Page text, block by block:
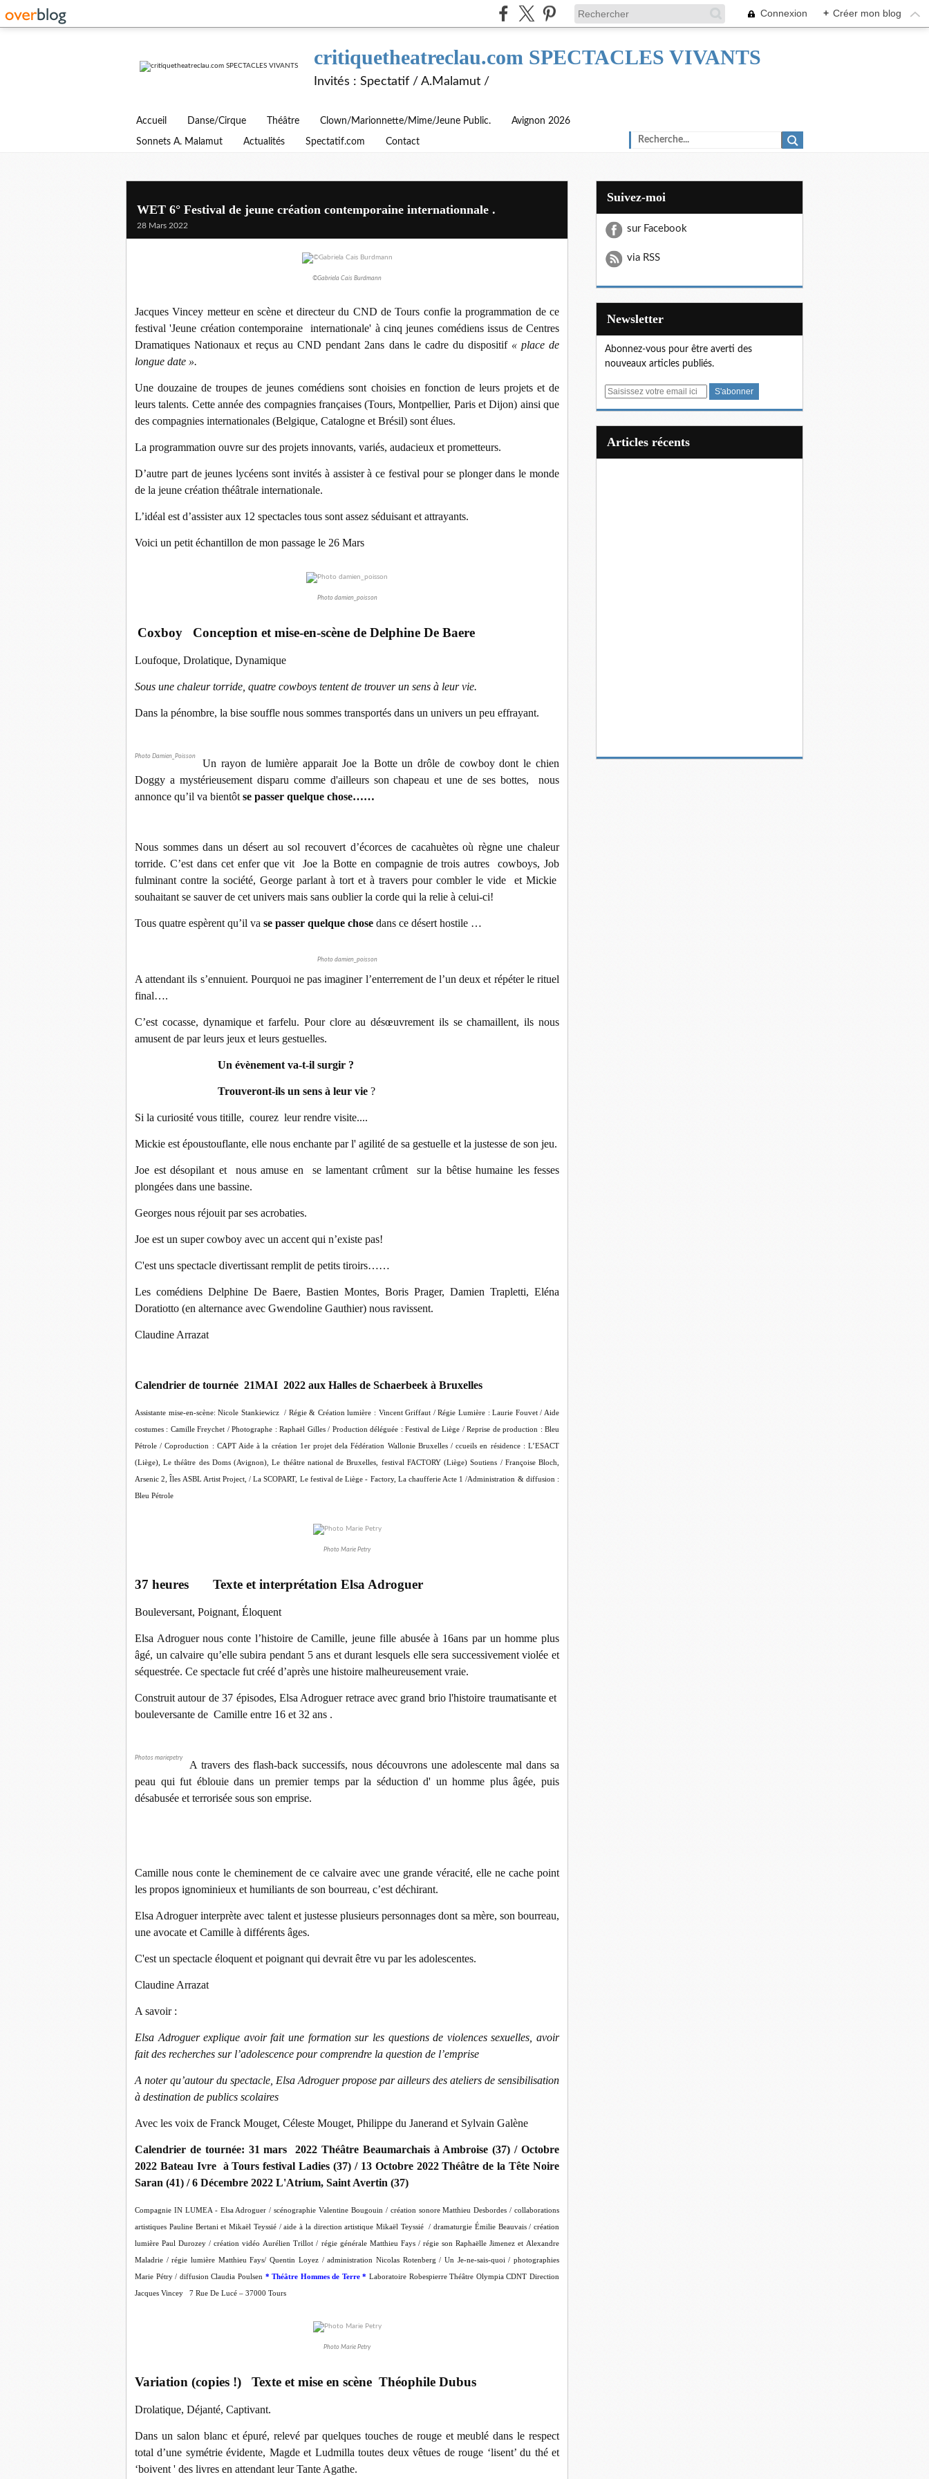
Connexion + Créer mon blog
critiquetheatreclau.com SPECTACLES VIVANTS
Invités : Spectatif / A.Malamut /
Accueil Danse/Cirque Théâtre Clown/Marionnette/Mime/Jeune Public. Avignon 2026
Sonnets A. Malamut Actualités Spectatif.com Contact
WET 6° Festival de jeune création contemporaine internationnale .
28 Mars 2022
©Gabriela Cais Burdmann
Jacques Vincey metteur en scène et directeur du CND de Tours confie la programmation de ce
festival 'Jeune création contemporaine internationale' à cinq jeunes comédiens issus de Centres
Dramatiques Nationaux et reçus au CND pendant 2ans dans le cadre du dispositif « place de
longue date ».
Une douzaine de troupes de jeunes comédiens sont choisies en fonction de leurs projets et de
leurs talents. Cette année des compagnies françaises (Tours, Montpellier, Paris et Dijon) ainsi que
des compagnies internationales (Belgique, Catalogne et Brésil) sont élues.
La programmation ouvre sur des projets innovants, variés, audacieux et prometteurs.
D’autre part de jeunes lycéens sont invités à assister à ce festival pour se plonger dans le monde
de la jeune création théâtrale internationale.
L’idéal est d’assister aux 12 spectacles tous sont assez séduisant et attrayants.
Voici un petit échantillon de mon passage le 26 Mars
Photo damien_poisson
Coxboy Conception et mise-en-scène de Delphine De Baere
Loufoque, Drolatique, Dynamique
Sous une chaleur torride, quatre cowboys tentent de trouver un sens à leur vie.
Dans la pénombre, la bise souffle nous sommes transportés dans un univers un peu effrayant.
Photo Damien_Poisson
Un rayon de lumière apparait Joe la Botte un drôle de cowboy dont le chien
Doggy a mystérieusement disparu comme d'ailleurs son chapeau et une de ses bottes, nous
annonce qu’il va bientôt se passer quelque chose……
Nous sommes dans un désert au sol recouvert d’écorces de cacahuètes où règne une chaleur
torride. C’est dans cet enfer que vit Joe la Botte en compagnie de trois autres cowboys, Job
fulminant contre la société, George parlant à tort et à travers pour combler le vide et Mickie
souhaitant se sauver de cet univers mais sans oublier la corde qui la relie à celui-ci!
Tous quatre espèrent qu’il va se passer quelque chose dans ce désert hostile …
Photo damien_poisson
A attendant ils s’ennuient. Pourquoi ne pas imaginer l’enterrement de l’un deux et répéter le rituel
final….
C’est cocasse, dynamique et farfelu. Pour clore au désœuvrement ils se chamaillent, ils nous
amusent de par leurs jeux et leurs gestuelles.
Un évènement va-t-il surgir ?
Trouveront-ils un sens à leur vie ?
Si la curiosité vous titille, courez leur rendre visite....
Mickie est époustouflante, elle nous enchante par l' agilité de sa gestuelle et la justesse de son jeu.
Joe est désopilant et nous amuse en se lamentant crûment sur la bêtise humaine les fesses
plongées dans une bassine.
Georges nous réjouit par ses acrobaties.
Joe est un super cowboy avec un accent qui n’existe pas!
C'est uns spectacle divertissant remplit de petits tiroirs……
Les comédiens Delphine De Baere, Bastien Montes, Boris Prager, Damien Trapletti, Eléna
Doratiotto (en alternance avec Gwendoline Gauthier) nous ravissent.
Claudine Arrazat
Calendrier de tournée 21MAI 2022 aux Halles de Schaerbeek à Bruxelles
Assistante mise-en-scène: Nicole Stankiewicz / Régie & Création lumière : Vincent Griffaut / Régie Lumière : Laurie Fouvet / Aide
costumes : Camille Freychet / Photographe : Raphaël Gilles / Production déléguée : Festival de Liège / Reprise de production : Bleu
Pétrole / Coproduction : CAPT Aide à la création 1er projet dela Fédération Wallonie Bruxelles / ccueils en résidence : L’ESACT
(Liège), Le théâtre des Doms (Avignon), Le théâtre national de Bruxelles, festival FACTORY (Liège) Soutiens / Françoise Bloch,
Arsenic 2, Îles ASBL Artist Project, / La SCOPART, Le festival de Liège - Factory, La chaufferie Acte 1 /Administration & diffusion :
Bleu Pétrole
Photo Marie Petry
37 heures Texte et interprétation Elsa Adroguer
Bouleversant, Poignant, Éloquent
Elsa Adroguer nous conte l’histoire de Camille, jeune fille abusée à 16ans par un homme plus
âgé, un calvaire qu’elle subira pendant 5 ans et durant lesquels elle sera successivement violée et
séquestrée. Ce spectacle fut créé d’après une histoire malheureusement vraie.
Construit autour de 37 épisodes, Elsa Adroguer retrace avec grand brio l'histoire traumatisante et
bouleversante de Camille entre 16 et 32 ans .
Photos mariepetry
A travers des flash-back successifs, nous découvrons une adolescente mal dans sa
peau qui fut éblouie dans un premier temps par la séduction d' un homme plus âgée, puis
désabusée et terrorisée sous son emprise.
Camille nous conte le cheminement de ce calvaire avec une grande véracité, elle ne cache point
les propos ignominieux et humiliants de son bourreau, c’est déchirant.
Elsa Adroguer interprète avec talent et justesse plusieurs personnages dont sa mère, son bourreau,
une avocate et Camille à différents âges.
C'est un spectacle éloquent et poignant qui devrait être vu par les adolescentes.
Claudine Arrazat
A savoir :
Elsa Adroguer explique avoir fait une formation sur les questions de violences sexuelles, avoir
fait des recherches sur l’adolescence pour comprendre la question de l’emprise
A noter qu’autour du spectacle, Elsa Adroguer propose par ailleurs des ateliers de sensibilisation
à destination de publics scolaires
Avec les voix de Franck Mouget, Céleste Mouget, Philippe du Janerand et Sylvain Galène
Calendrier de tournée: 31 mars 2022 Théâtre Beaumarchais à Ambroise (37) / Octobre
2022 Bateau Ivre à Tours festival Ladies (37) / 13 Octobre 2022 Théâtre de la Tête Noire
Saran (41) / 6 Décembre 2022 L'Atrium, Saint Avertin (37)
Compagnie IN LUMEA - Elsa Adroguer / scénographie Valentine Bougouin / création sonore Matthieu Desbordes / collaborations
artistiques Pauline Bertani et Mikaël Teyssié / aide à la direction artistique Mikaël Teyssié / dramaturgie Émilie Beauvais / création
lumière Paul Durozey / création vidéo Aurélien Trillot / régie générale Matthieu Fays / régie son Raphaëlle Jimenez et Alexandre
Maladrie / régie lumière Matthieu Fays/ Quentin Loyez / administration Nicolas Rotenberg / Un Je-ne-sais-quoi / photographies
Marie Pétry / diffusion Claudia Poulsen * Théâtre Hommes de Terre * Laboratoire Robespierre Théâtre Olympia CDNT Direction
Jacques Vincey 7 Rue De Lucé – 37000 Tours
Photo Marie Petry
Variation (copies !) Texte et mise en scène Théophile Dubus
Drolatique, Déjanté, Captivant.
Dans un salon blanc et épuré, relevé par quelques touches de rouge et meublé dans le respect
total d’une symétrie évidente, Magde et Ludmilla toutes deux vêtues de rouge ‘lisent’ du thé et
‘boivent ' des livres en attendant leur Tante Agathe.
Suivez-moi
sur Facebook
via RSS
Newsletter
Abonnez-vous pour être averti des
nouveaux articles publiés.
E
articles récents